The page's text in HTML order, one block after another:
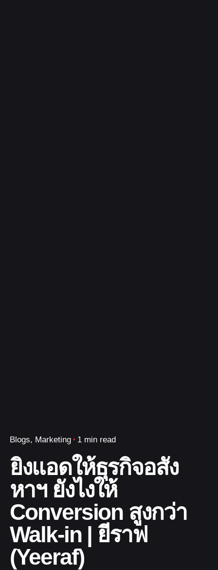
Blogs Marketing 1 min read
ยิงแอดให้ธุรกิจอสัง
หาฯ ยังไงให้
Conversion สูงกว่า
Walk-in | ยีราฟ
(Yeeraf)